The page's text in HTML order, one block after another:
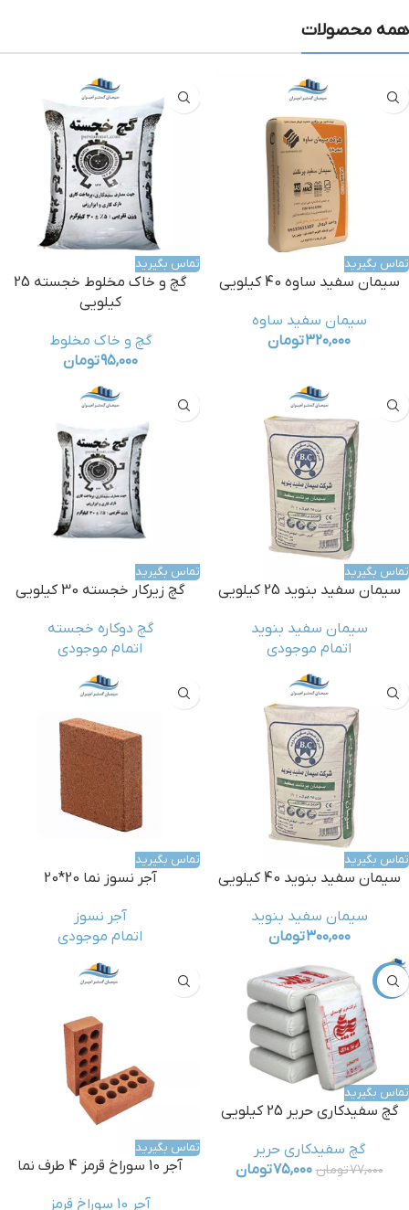
همه محصولات
تماس بگیرید
سیمان سفید ساوه 40 کیلویی
سیمان سفید ساوه
۳۲۰,۰۰۰تومان
تماس بگیرید
گچ و خاک مخلوط خجسته 25
کیلویی
گچ و خاک مخلوط
۹۵,۰۰۰تومان
تماس بگیرید
سیمان سفید بنوید 25 کیلویی
سیمان سفید بنوید
اتمام موجودی
تماس بگیرید
گچ زیرکار خجسته 30 کیلویی
گچ دوکاره خجسته
اتمام موجودی
تماس بگیرید
سیمان سفید بنوید 40 کیلویی
سیمان سفید بنوید
۳۰۰,۰۰۰تومان
تماس بگیرید
آجر نسوز نما 20*20
آجر نسوز
اتمام موجودی
-3%
تماس بگیرید
گچ سفیدکاری حریر 25 کیلویی
گچ سفیدکاری حریر
۷۷,۰۰۰تومان ۷۵,۰۰۰تومان
تماس بگیرید
آجر 10 سوراخ قرمز 4 طرف نما
آجر 10 سوراخ قرمز